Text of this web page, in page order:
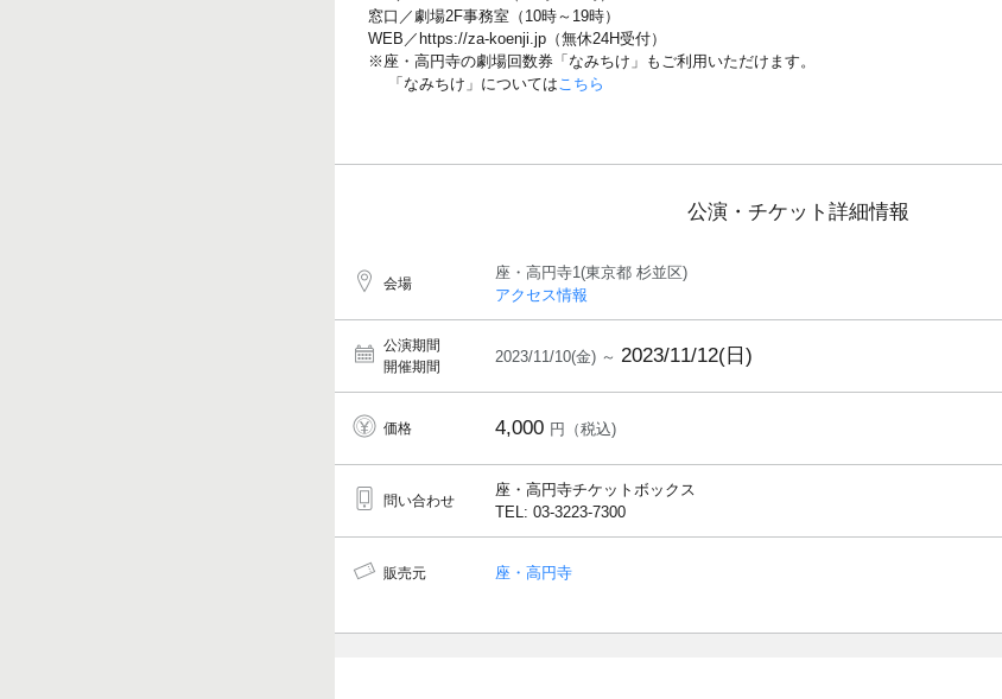
窓口／劇場2F事務室（10時～19時）
WEB／https://za-koenji.jp（無休24H受付）
※座・高円寺の劇場回数券「なみちけ」もご利用いただけます。
「なみちけ」については こちら
公演・チケット詳細情報
会場
座・高円寺1(東京都 杉並区)
アクセス情報
公演期間
開催期間
2023/11/10(金) ～ 2023/11/12(日)
価格 4,000 円（税込)
問い合わせ
座・高円寺チケットボックス
TEL: 03-3223-7300
販売元 座・高円寺